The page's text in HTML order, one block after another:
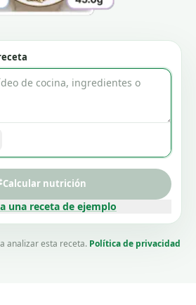
una receta de ejemplo
Calcular nutrición
analizar esta receta. Política de privacidad